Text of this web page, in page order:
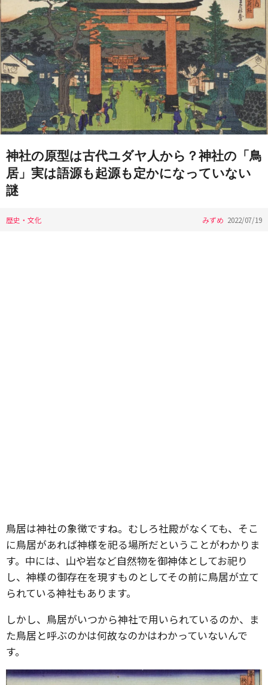
神社の原型は古代ユダヤ人から？神社の「鳥
居」実は語源も起源も定かになっていない
謎
歴史・文化 みずめ 2022/07/19
鳥居は神社の象徴ですね。むしろ社殿がなくても、そこ
に鳥居があれば神様を祀る場所だということがわかりま
す。中には、山や岩など自然物を御神体としてお祀り
し、神様の御存在を現すものとしてその前に鳥居が立て
られている神社もあります。
しかし、鳥居がいつから神社で用いられているのか、ま
た鳥居と呼ぶのかは何故なのかはわかっていないんで
す。